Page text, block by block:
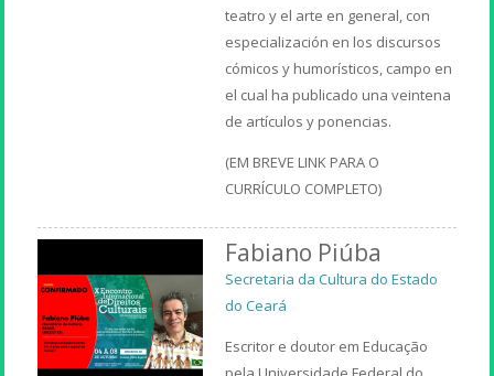
teatro y el arte en general, con
especialización en los discursos
cómicos y humorísticos, campo en
el cual ha publicado una veintena
de artículos y ponencias.
(EM BREVE LINK PARA O
CURRÍCULO COMPLETO)
Fabiano Piúba
Secretaria da Cultura do Estado
do Ceará
Escritor e doutor em Educação